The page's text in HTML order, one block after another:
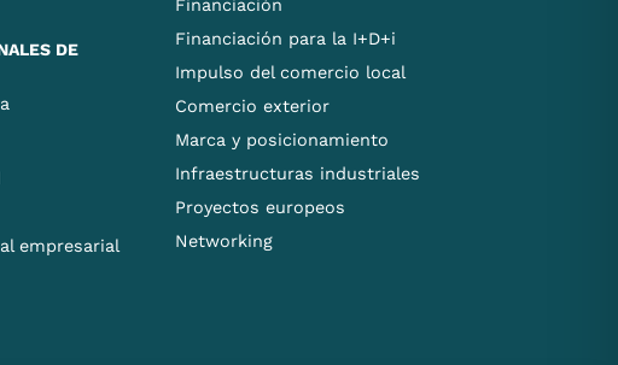
DE
empresarial
Financiación
Financiación para la I+D+i
Impulso del comercio local
Comercio exterior
Marca y posicionamiento
Infraestructuras industriales
Proyectos europeos
Networking